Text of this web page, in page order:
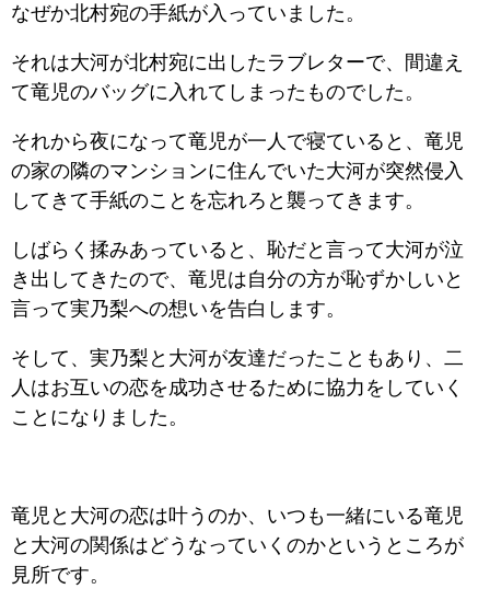
なぜか北村宛の手紙が入っていました。
それは大河が北村宛に出したラブレターで、間違え
て竜児のバッグに入れてしまったものでした。
それから夜になって竜児が一人で寝ていると、竜児
の家の隣のマンションに住んでいた大河が突然侵入
してきて手紙のことを忘れろと襲ってきます。
しばらく揉みあっていると、恥だと言って大河が泣
き出してきたので、竜児は自分の方が恥ずかしいと
言って実乃梨への想いを告白します。
そして、実乃梨と大河が友達だったこともあり、二
人はお互いの恋を成功させるために協力をしていく
ことになりました。
竜児と大河の恋は叶うのか、いつも一緒にいる竜児
と大河の関係はどうなっていくのかというところが
見所です。